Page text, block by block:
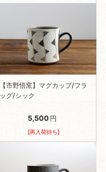
【市野悟窯】マグカップ/フラ
ッグ/シック
5,500 円
[再入荷待ち]